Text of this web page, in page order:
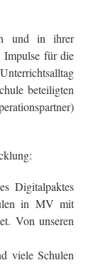
und in ihrer
Impulse für die
beteiligten
Digitalpaktes
in MV mit
Von unseren
viele Schulen